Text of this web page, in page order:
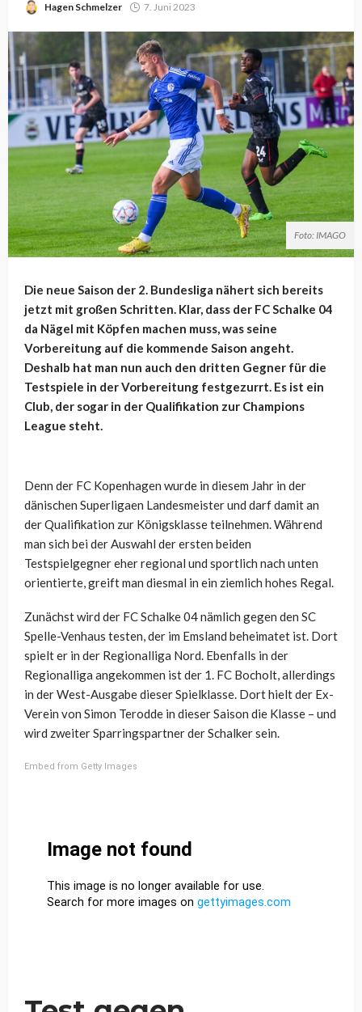
Hagen Schmelzer 7. Juni 2023
Foto: IMAGO
Die neue Saison der 2. Bundesliga nähert sich bereits
jetzt mit großen Schritten. Klar, dass der FC Schalke 04
da Nägel mit Köpfen machen muss, was seine
Vorbereitung auf die kommende Saison angeht.
Deshalb hat man nun auch den dritten Gegner für die
Testspiele in der Vorbereitung festgezurrt. Es ist ein
Club, der sogar in der Qualifikation zur Champions
League steht.
Denn der FC Kopenhagen wurde in diesem Jahr in der
dänischen Superligaen Landesmeister und darf damit an
der Qualifikation zur Königsklasse teilnehmen. Während
man sich bei der Auswahl der ersten beiden
Testspielgegner eher regional und sportlich nach unten
orientierte, greift man diesmal in ein ziemlich hohes Regal.
Zunächst wird der FC Schalke 04 nämlich gegen den SC
Spelle-Venhaus testen, der im Emsland beheimatet ist. Dort
spielt er in der Regionalliga Nord. Ebenfalls in der
Regionalliga angekommen ist der 1. FC Bocholt, allerdings
in der West-Ausgabe dieser Spielklasse. Dort hielt der Ex-
Verein von Simon Terodde in dieser Saison die Klasse – und
wird zweiter Sparringspartner der Schalker sein.
Embed from Getty Images